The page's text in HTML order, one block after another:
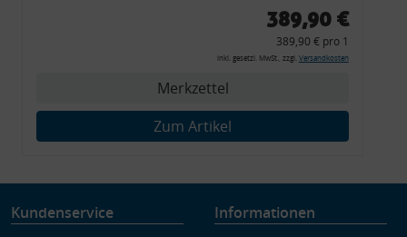
Zierleiste, 2x Kappe,
Montagewerkzeug)
389,90 €
389,90 € pro 1
inkl. gesetzl. MwSt., zzgl. Versandkosten
Merkzettel
Zum Artikel
Kundenservice Informationen